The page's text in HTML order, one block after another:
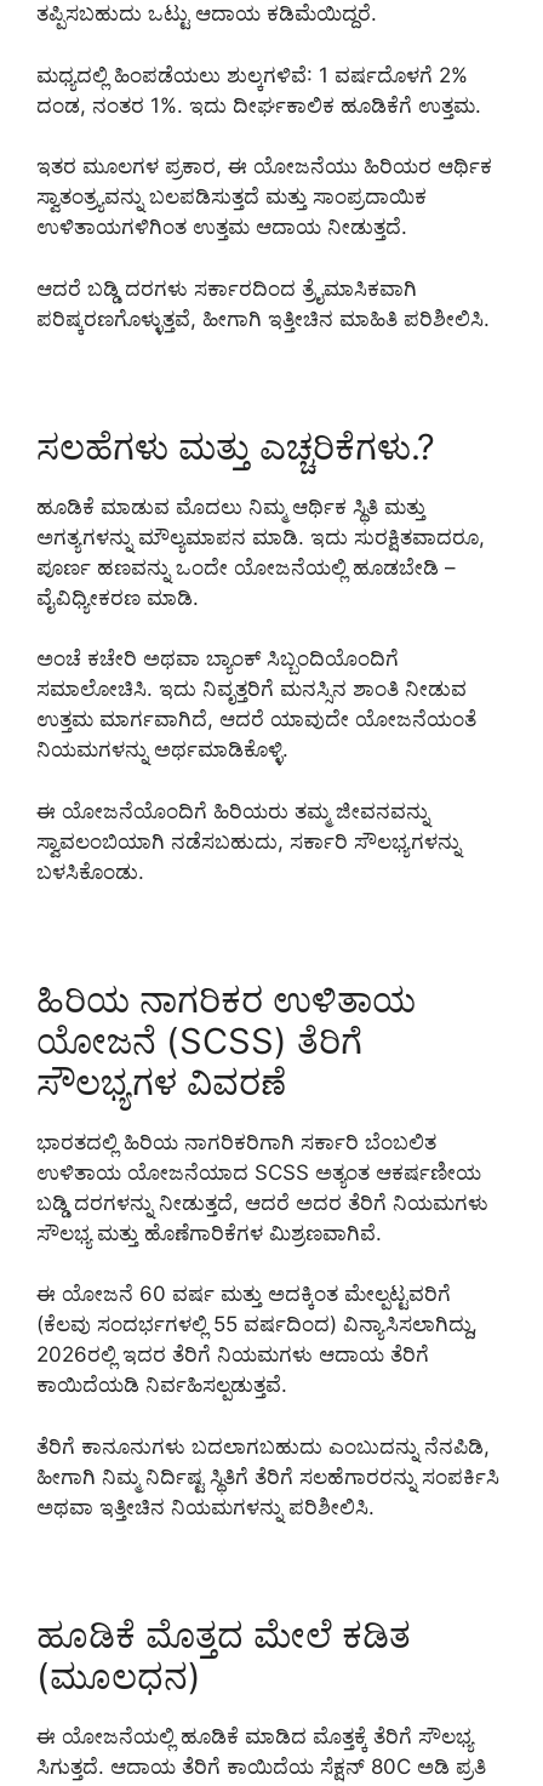
ತಪ್ಪಿಸಬಹುದು ಒಟ್ಟು ಆದಾಯ ಕಡಿಮೆಯಿದ್ದರೆ.
ಮಧ್ಯದಲ್ಲಿ ಹಿಂಪಡೆಯಲು ಶುಲ್ಕಗಳಿವೆ: 1 ವರ್ಷದೊಳಗೆ 2%
ದಂಡ, ನಂತರ 1%. ಇದು ದೀರ್ಘಕಾಲಿಕ ಹೂಡಿಕೆಗೆ ಉತ್ತಮ.
ಇತರ ಮೂಲಗಳ ಪ್ರಕಾರ, ಈ ಯೋಜನೆಯು ಹಿರಿಯರ ಆರ್ಥಿಕ
ಸ್ವಾತಂತ್ರ್ಯವನ್ನು ಬಲಪಡಿಸುತ್ತದೆ ಮತ್ತು ಸಾಂಪ್ರದಾಯಿಕ
ಉಳಿತಾಯಗಳಿಗಿಂತ ಉತ್ತಮ ಆದಾಯ ನೀಡುತ್ತದೆ.
ಆದರೆ ಬಡ್ಡಿ ದರಗಳು ಸರ್ಕಾರದಿಂದ ತ್ರೈಮಾಸಿಕವಾಗಿ
ಪರಿಷ್ಕರಣಗೊಳ್ಳುತ್ತವೆ, ಹೀಗಾಗಿ ಇತ್ತೀಚಿನ ಮಾಹಿತಿ ಪರಿಶೀಲಿಸಿ.
ಸಲಹೆಗಳು ಮತ್ತು ಎಚ್ಚರಿಕೆಗಳು.?
ಹೂಡಿಕೆ ಮಾಡುವ ಮೊದಲು ನಿಮ್ಮ ಆರ್ಥಿಕ ಸ್ಥಿತಿ ಮತ್ತು
ಅಗತ್ಯಗಳನ್ನು ಮೌಲ್ಯಮಾಪನ ಮಾಡಿ. ಇದು ಸುರಕ್ಷಿತವಾದರೂ,
ಪೂರ್ಣ ಹಣವನ್ನು ಒಂದೇ ಯೋಜನೆಯಲ್ಲಿ ಹೂಡಬೇಡಿ –
ವೈವಿಧ್ಯೀಕರಣ ಮಾಡಿ.
ಅಂಚೆ ಕಚೇರಿ ಅಥವಾ ಬ್ಯಾಂಕ್ ಸಿಬ್ಬಂದಿಯೊಂದಿಗೆ
ಸಮಾಲೋಚಿಸಿ. ಇದು ನಿವೃತ್ತರಿಗೆ ಮನಸ್ಸಿನ ಶಾಂತಿ ನೀಡುವ
ಉತ್ತಮ ಮಾರ್ಗವಾಗಿದೆ, ಆದರೆ ಯಾವುದೇ ಯೋಜನೆಯಂತೆ
ನಿಯಮಗಳನ್ನು ಅರ್ಥಮಾಡಿಕೊಳ್ಳಿ.
ಈ ಯೋಜನೆಯೊಂದಿಗೆ ಹಿರಿಯರು ತಮ್ಮ ಜೀವನವನ್ನು
ಸ್ವಾವಲಂಬಿಯಾಗಿ ನಡೆಸಬಹುದು, ಸರ್ಕಾರಿ ಸೌಲಭ್ಯಗಳನ್ನು
ಬಳಸಿಕೊಂಡು.
ಹಿರಿಯ ನಾಗರಿಕರ ಉಳಿತಾಯ
ಯೋಜನೆ (SCSS) ತೆರಿಗೆ
ಸೌಲಭ್ಯಗಳ ವಿವರಣೆ
ಭಾರತದಲ್ಲಿ ಹಿರಿಯ ನಾಗರಿಕರಿಗಾಗಿ ಸರ್ಕಾರಿ ಬೆಂಬಲಿತ
ಉಳಿತಾಯ ಯೋಜನೆಯಾದ SCSS ಅತ್ಯಂತ ಆಕರ್ಷಣೀಯ
ಬಡ್ಡಿ ದರಗಳನ್ನು ನೀಡುತ್ತದೆ, ಆದರೆ ಅದರ ತೆರಿಗೆ ನಿಯಮಗಳು
ಸೌಲಭ್ಯ ಮತ್ತು ಹೊಣೆಗಾರಿಕೆಗಳ ಮಿಶ್ರಣವಾಗಿವೆ.
ಈ ಯೋಜನೆ 60 ವರ್ಷ ಮತ್ತು ಅದಕ್ಕಿಂತ ಮೇಲ್ಪಟ್ಟವರಿಗೆ
(ಕೆಲವು ಸಂದರ್ಭಗಳಲ್ಲಿ 55 ವರ್ಷದಿಂದ) ವಿನ್ಯಾಸಿಸಲಾಗಿದ್ದು,
2026ರಲ್ಲಿ ಇದರ ತೆರಿಗೆ ನಿಯಮಗಳು ಆದಾಯ ತೆರಿಗೆ
ಕಾಯಿದೆಯಡಿ ನಿರ್ವಹಿಸಲ್ಪಡುತ್ತವೆ.
ತೆರಿಗೆ ಕಾನೂನುಗಳು ಬದಲಾಗಬಹುದು ಎಂಬುದನ್ನು ನೆನಪಿಡಿ,
ಹೀಗಾಗಿ ನಿಮ್ಮ ನಿರ್ದಿಷ್ಟ ಸ್ಥಿತಿಗೆ ತೆರಿಗೆ ಸಲಹೆಗಾರರನ್ನು ಸಂಪರ್ಕಿಸಿ
ಅಥವಾ ಇತ್ತೀಚಿನ ನಿಯಮಗಳನ್ನು ಪರಿಶೀಲಿಸಿ.
ಹೂಡಿಕೆ ಮೊತ್ತದ ಮೇಲೆ ಕಡಿತ
(ಮೂಲಧನ)
ಈ ಯೋಜನೆಯಲ್ಲಿ ಹೂಡಿಕೆ ಮಾಡಿದ ಮೊತ್ತಕ್ಕೆ ತೆರಿಗೆ ಸೌಲಭ್ಯ
ಸಿಗುತ್ತದೆ. ಆದಾಯ ತೆರಿಗೆ ಕಾಯಿದೆಯ ಸೆಕ್ಷನ್ 80C ಅಡಿ ಪ್ರತಿ